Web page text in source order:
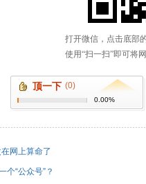
顶一下 (0)
0.00%
网上算命了
个“公众号”？